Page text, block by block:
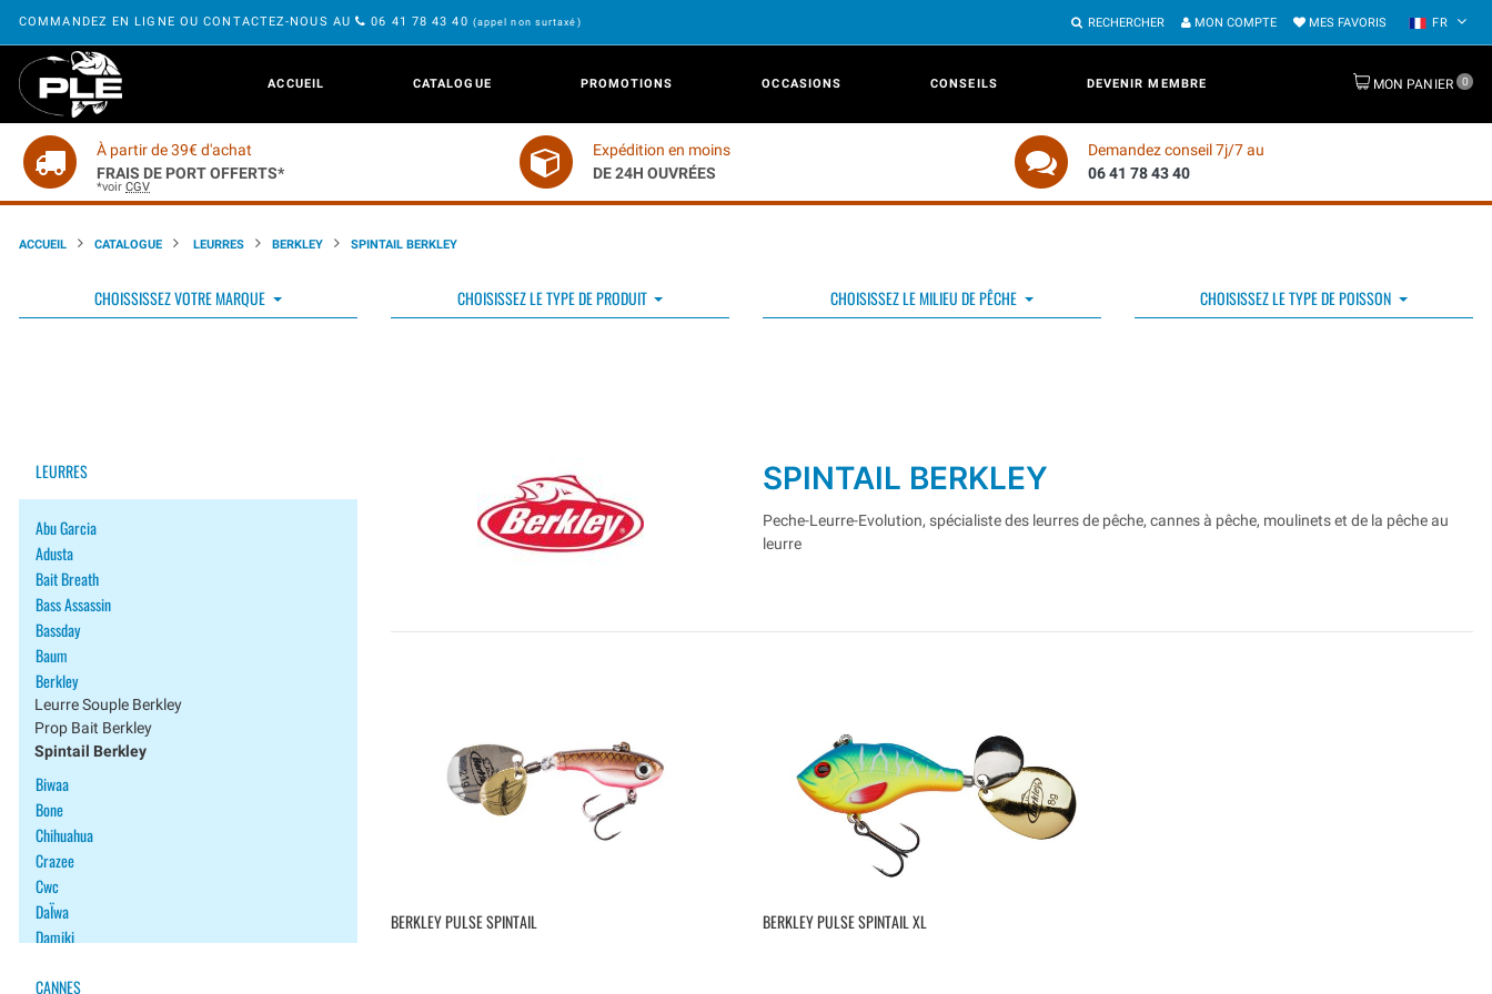
COMMANDEZ EN LIGNE OU CONTACTEZ-NOUS AU 06 41 78 43 40 (appel non surtaxé) RECHERCHER MON COMPTE MES FAVORIS FR
ACCUEIL CATALOGUE PROMOTIONS OCCASIONS CONSEILS DEVENIR MEMBRE MON PANIER 0
À partir de 39€ d'achat
FRAIS DE PORT OFFERTS*
*voir CGV
Expédition en moins
DE 24H OUVRÉES
Demandez conseil 7j/7 au
06 41 78 43 40
ACCUEIL CATALOGUE LEURRES BERKLEY SPINTAIL BERKLEY
CHOISSISSEZ VOTRE MARQUE CHOISISSEZ LE TYPE DE PRODUIT CHOISISSEZ LE MILIEU DE PÊCHE CHOISISSEZ LE TYPE DE POISSON
SPINTAIL BERKLEY
Peche-Leurre-Evolution, spécialiste des leurres de pêche, cannes à pêche, moulinets et de la pêche au
leurre
BERKLEY PULSE SPINTAIL BERKLEY PULSE SPINTAIL XL
LEURRES
Abu Garcia
Adusta
Bait Breath
Bass Assassin
Bassday
Baum
Berkley
Leurre Souple Berkley
Prop Bait Berkley
Spintail Berkley
Biwaa
Bone
Chihuahua
Crazee
Cwc
DaÏwa
Damiki
Duo
CANNES